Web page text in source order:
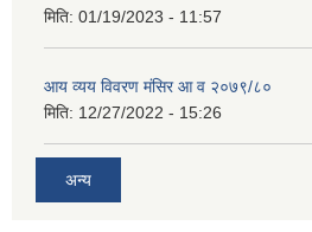
मिति: 01/19/2023 - 11:57
आय व्यय विवरण मंसिर आ व २०७९/८०
मिति: 12/27/2022 - 15:26
अन्य